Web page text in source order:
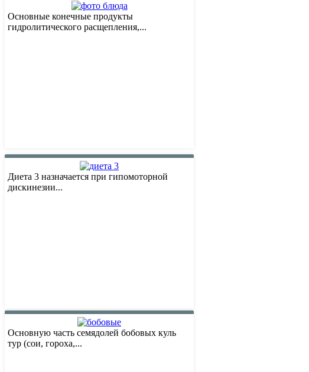
Основные конечные продукты
гидролитического расщепления,...
Диета 3 назначается при гипомоторной
дискинезии...
Основную часть семядолей бобовых куль
тур (сои, гороха,...